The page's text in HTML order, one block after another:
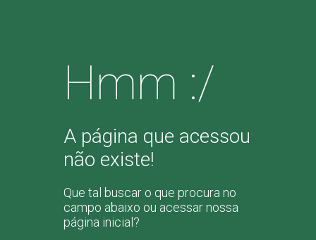
Hmm :/
A página que acessou
não existe!
Que tal buscar o que procura no
campo abaixo ou acessar nossa
página inicial?